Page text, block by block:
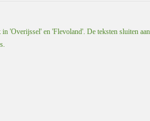
'Overijssel' en 'Flevoland'. De teksten sluiten